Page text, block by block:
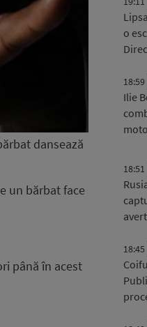
dansează
un bărbat face
până în acest
o
18:59
Ilie
18:51
18:45